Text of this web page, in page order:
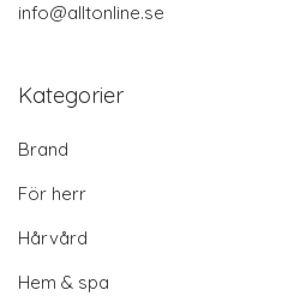
info@alltonline.se
Kategorier
Brand
För herr
Hårvård
Hem & spa